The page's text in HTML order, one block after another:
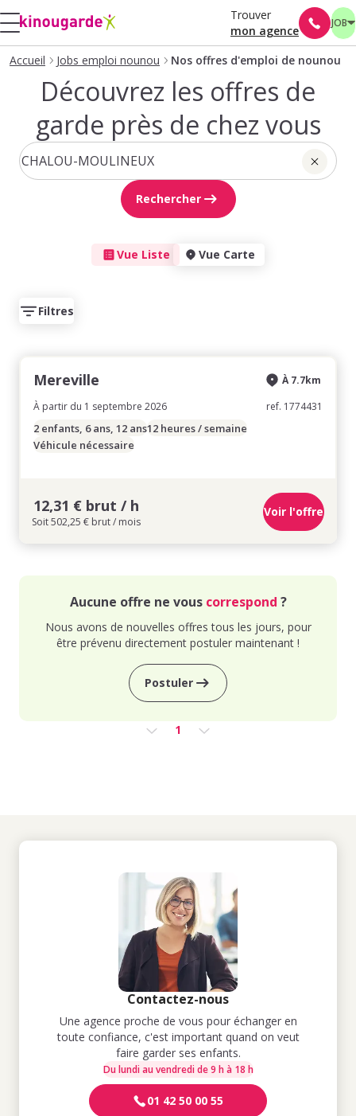
Trouver
mon agence
JOB
Accueil Jobs emploi nounou Nos offres d'emploi de nounou
Découvrez les offres de
garde près de chez vous
Rechercher
Vue Liste Vue Carte
Filtres
Mereville
À partir du 1 septembre 2026
À 7.7km
ref. 1774431
2 enfants, 6 ans, 12 ans12 heures / semaine
Véhicule nécessaire
12,31 € brut / h
Soit 502,25 € brut / mois
Voir l'offre
Aucune offre ne vous correspond ?
Nous avons de nouvelles offres tous les jours, pour
être prévenu directement postuler maintenant !
Postuler
1
Contactez-nous
Une agence proche de vous pour échanger en
toute confiance, c'est important quand on veut
faire garder ses enfants.
Du lundi au vendredi de 9 h à 18 h
01 42 50 00 55